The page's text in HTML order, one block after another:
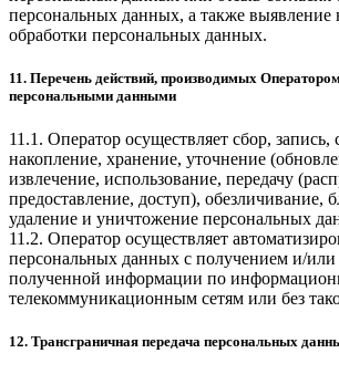
персональных данных, а также выявление
обработки персональных данных.
11. Перечень действий, производимых
персональными данными
11.1. Оператор осуществляет сбор, запись,
накопление, хранение, уточнение
извлечение, использование, передачу
предоставление, доступ), обезличивание,
удаление и уничтожение персональных
11.2. Оператор осуществляет
персональных данных с получением и/или
полученной информации по
телекоммуникационным сетям или без
12. Трансграничная передача персональных